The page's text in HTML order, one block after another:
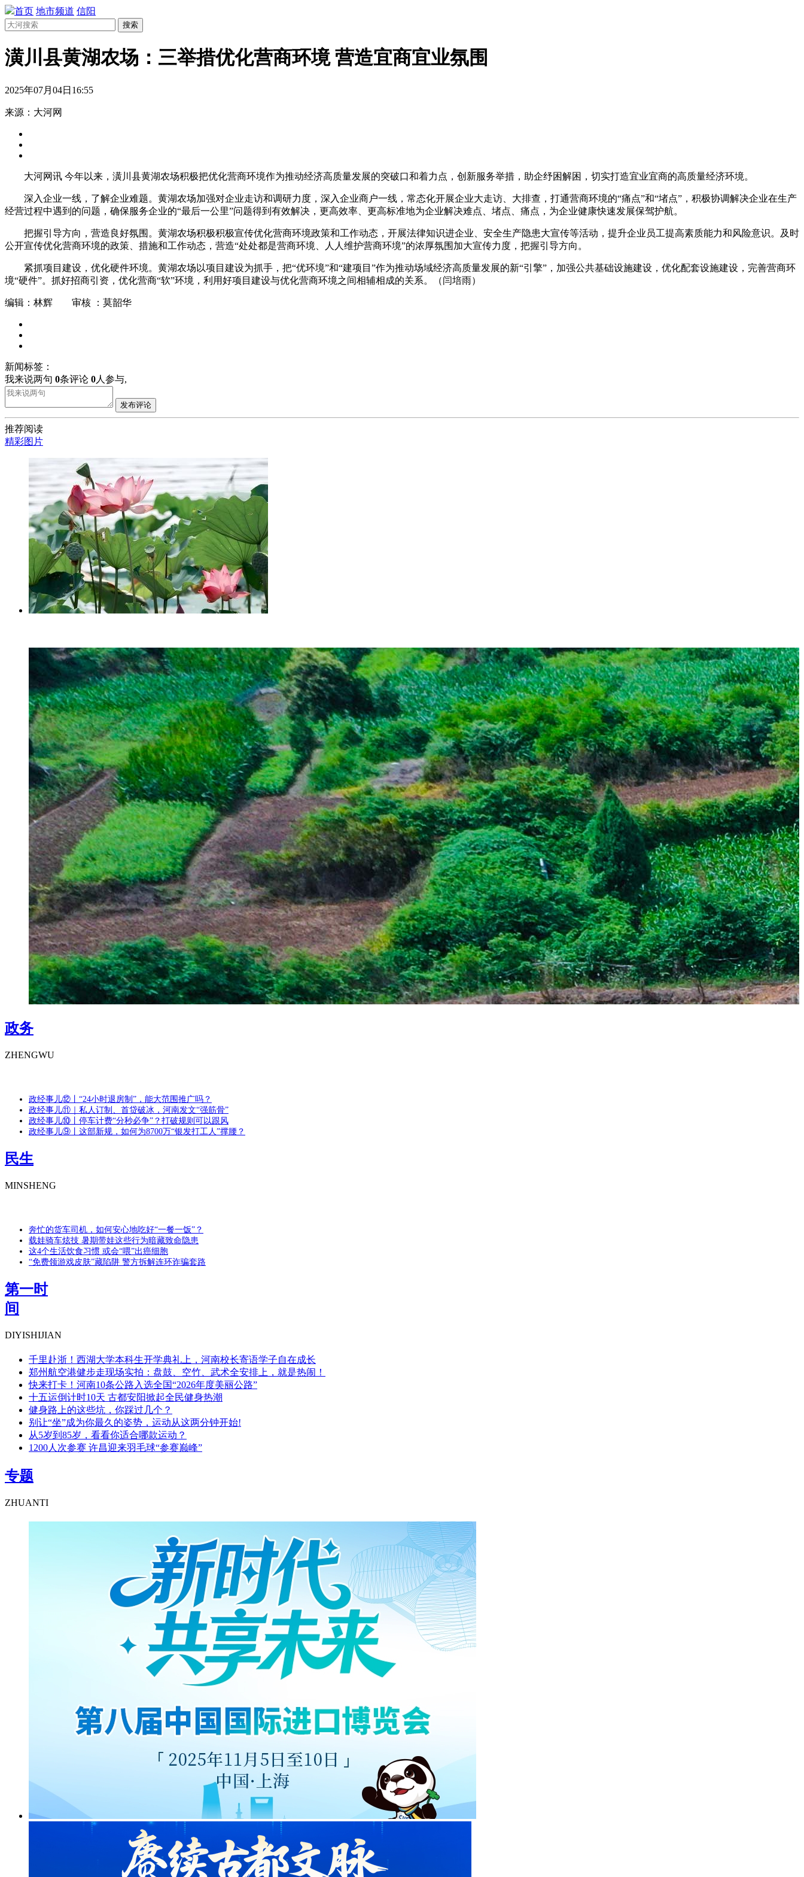
首页 地市频道 信阳
搜索
潢川县黄湖农场：三举措优化营商环境 营造宜商宜业氛围
2025年07月04日16:55
来源：大河网
大河网讯 今年以来，潢川县黄湖农场积极把优化营商环境作为推动经济高质量发展的突破口和着力点，创新服务举措，助企纾困解困，切实打造宜业宜商的高质量经济环境。
深入企业一线，了解企业难题。黄湖农场加强对企业走访和调研力度，深入企业商户一线，常态化开展企业大走访、大排查，打通营商环境的“痛点”和“堵点”，积极协调解决企业在生产
经营过程中遇到的问题，确保服务企业的“最后一公里”问题得到有效解决，更高效率、更高标准地为企业解决难点、堵点、痛点，为企业健康快速发展保驾护航。
把握引导方向，营造良好氛围。黄湖农场积极积极宣传优化营商环境政策和工作动态，开展法律知识进企业、安全生产隐患大宣传等活动，提升企业员工提高素质能力和风险意识。及时
公开宣传优化营商环境的政策、措施和工作动态，营造“处处都是营商环境、人人维护营商环境”的浓厚氛围加大宣传力度，把握引导方向。
紧抓项目建设，优化硬件环境。黄湖农场以项目建设为抓手，把“优环境”和“建项目”作为推动场域经济高质量发展的新“引擎”，加强公共基础设施建设，优化配套设施建设，完善营商环
境“硬件”。抓好招商引资，优化营商“软”环境，利用好项目建设与优化营商环境之间相辅相成的关系。（闫培雨）
编辑：林辉 审核 ：莫韶华
新闻标签：
我来说两句 0条评论 0人参与,
发布评论
推荐阅读